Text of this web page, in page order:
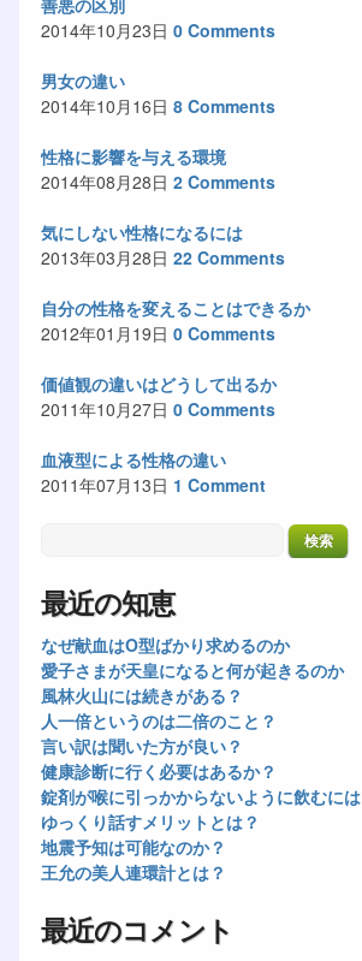
2014年10月23日 0 Comments
男女の違い
2014年10月16日 8 Comments
性格に影響を与える環境
2014年08月28日 2 Comments
気にしない性格になるには
2013年03月28日 22 Comments
自分の性格を変えることはできるか
2012年01月19日 0 Comments
価値観の違いはどうして出るか
2011年10月27日 0 Comments
血液型による性格の違い
2011年07月13日 1 Comment
最近の知恵
なぜ献血はO型ばかり求めるのか
愛子さまが天皇になると何が起きるのか
風林火山には続きがある？
人一倍というのは二倍のこと？
言い訳は聞いた方が良い？
健康診断に行く必要はあるか？
錠剤が喉に引っかからないように飲むには
ゆっくり話すメリットとは？
地震予知は可能なのか？
王允の美人連環計とは？
最近のコメント